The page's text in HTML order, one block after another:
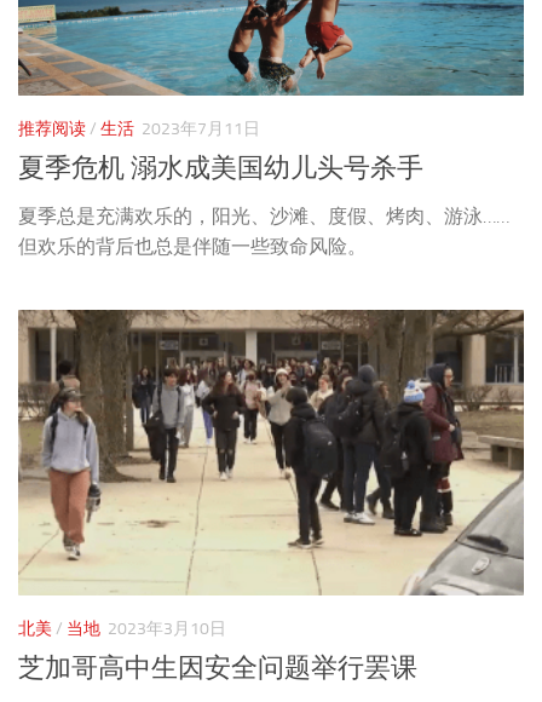
推荐阅读/ 生活 2023年7月11日
夏季危机 溺水成美国幼儿头号杀手
夏季总是充满欢乐的，阳光、沙滩、度假、烤肉、游泳……
但欢乐的背后也总是伴随一些致命风险。
北美 / 当地 2023年3月10日
芝加哥高中生因安全问题举行罢课